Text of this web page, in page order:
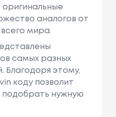
оригинальные
аналогов от
мира.
самых разных
Благодоря этому,
коду позволит
подобрать нужную